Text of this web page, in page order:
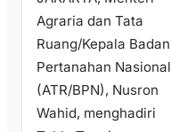
Agraria dan Tata
Ruang/Kepala Badan
Pertanahan Nasional
(ATR/BPN), Nusron
Wahid, menghadiri